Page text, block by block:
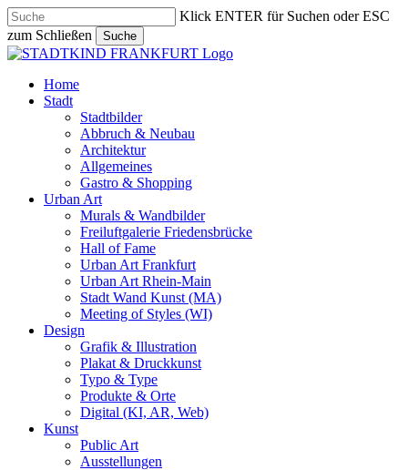
Skip
to
main
content
Klick ENTER für Suchen oder ESC
zum Schließen
Suche
Close
search
Menu
Home
Stadt
Stadtbilder
Abbruch & Neubau
Architektur
Allgemeines
Gastro & Shopping
Urban Art
Murals & Wandbilder
Freiluftgalerie Friedensbrücke
Hall of Fame
Urban Art Frankfurt
Urban Art Rhein-Main
Stadt Wand Kunst (MA)
Meeting of Styles (WI)
Design
Grafik & Illustration
Plakat & Druckkunst
Typo & Type
Produkte & Orte
Digital (KI, AR, Web)
Kunst
Public Art
Ausstellungen